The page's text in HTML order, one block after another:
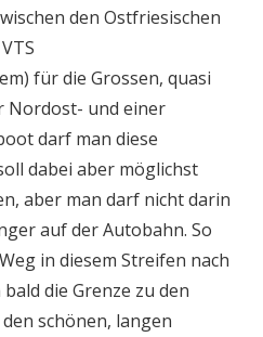
den Ostfriesischen
für die Grossen, quasi
Nordost- und einer
darf man diese
dabei aber möglichst
aber man darf nicht darin
auf der Autobahn. So
in diesem Streifen nach
die Grenze zu den
schönen, langen